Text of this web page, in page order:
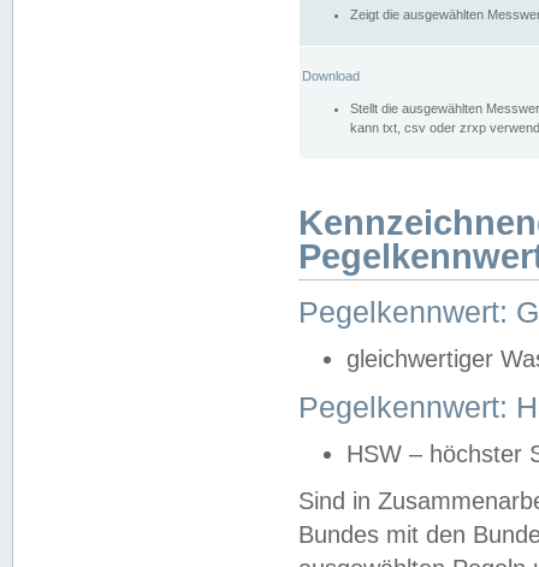
Zeigt die ausgewählten
Download
Stellt die ausgewählten
kann txt, csv oder zrxp
Pegelkennwert:
gleichwertiger
Pegelkennwert:
HSW – höchster
Sind in
Bundes mit den